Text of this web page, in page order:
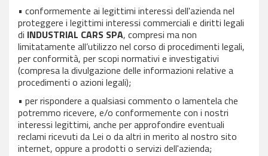
• conformemente ai legittimi interessi dell'azienda nel
proteggere i legittimi interessi commerciali e diritti legali
di INDUSTRIAL CARS SPA, compresi ma non
limitatamente all’utilizzo nel corso di procedimenti legali,
per conformità, per scopi normativi e investigativi
(compresa la divulgazione delle informazioni relative a
procedimenti o azioni legali);
• per rispondere a qualsiasi commento o lamentela che
potremmo ricevere, e/o conformemente con i nostri
interessi legittimi, anche per approfondire eventuali
reclami ricevuti da Lei o da altri in merito al nostro sito
internet, oppure a prodotti o servizi dell'azienda;